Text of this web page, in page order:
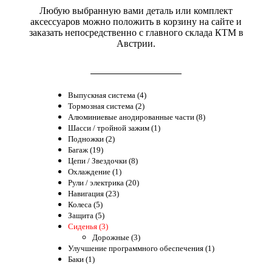
Любую выбранную вами деталь или комплект
аксессуаров можно положить в корзину на сайте и
заказать непосредственно с главного склада КТМ в
Австрии.
Выпускная система (4)
Тормозная система (2)
Алюминиевые анодированные части (8)
Шасси / тройной зажим (1)
Подножки (2)
Багаж (19)
Цепи / Звездочки (8)
Охлаждение (1)
Рули / электрика (20)
Навигация (23)
Колеса (5)
Защита (5)
Сиденья (3)
Дорожные (3)
Улучшение программного обеспечения (1)
Баки (1)